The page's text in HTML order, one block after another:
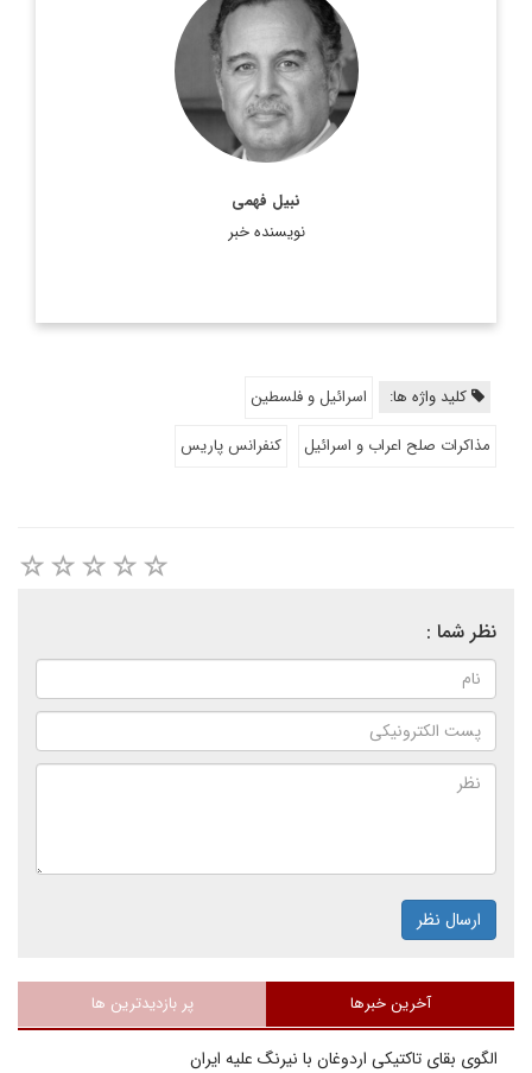
نبیل فهمى
نویسنده خبر
نبیل اسماعیل فهمی، وزیر امور خارجه سابق مصر و قبل از آن سفیر
مصر در امریکا بوده است. وی که متولد نیویورک است در سال
2009 به سمت ریاست دانشکده ...
اطلاعات بیشتر
کلید واژه ها:
اسرائیل و فلسطین
مذاکرات صلح اعراب و اسرائیل
کنفرانس پاریس
نظر شما :
ارسال نظر
آخرین خبرها پر بازدیدترین ها
الگوی بقای تاکتیکی اردوغان با نیرنگ علیه ایران